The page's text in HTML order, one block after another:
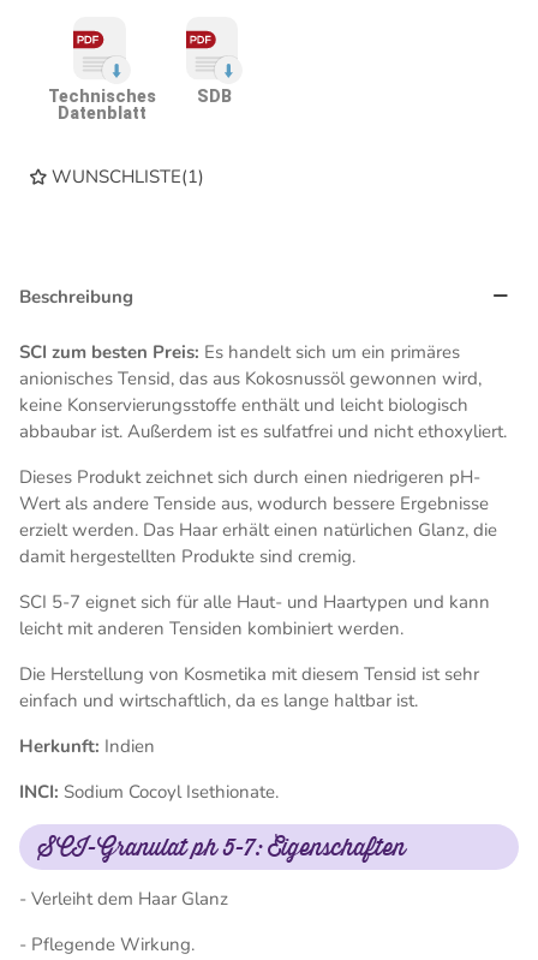
Technisches
Datenblatt
SDB
WUNSCHLISTE(1)
Beschreibung
SCI zum besten Preis: Es handelt sich um ein primäres
anionisches Tensid, das aus Kokosnussöl gewonnen wird,
keine Konservierungsstoffe enthält und leicht biologisch
abbaubar ist. Außerdem ist es sulfatfrei und nicht ethoxyliert.
Dieses Produkt zeichnet sich durch einen niedrigeren pH-
Wert als andere Tenside aus, wodurch bessere Ergebnisse
erzielt werden. Das Haar erhält einen natürlichen Glanz, die
damit hergestellten Produkte sind cremig.
SCI 5-7 eignet sich für alle Haut- und Haartypen und kann
leicht mit anderen Tensiden kombiniert werden.
Die Herstellung von Kosmetika mit diesem Tensid ist sehr
einfach und wirtschaftlich, da es lange haltbar ist.
Herkunft: Indien
INCI: Sodium Cocoyl Isethionate.
SCI-Granulat ph 5-7: Eigenschaften
- Verleiht dem Haar Glanz
- Pflegende Wirkung.